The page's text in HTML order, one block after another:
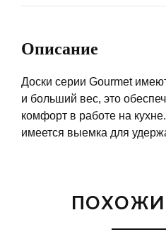
Описание
Доски серии Gourmet
и больший вес, это
комфорт в работе на
имеется выемка для